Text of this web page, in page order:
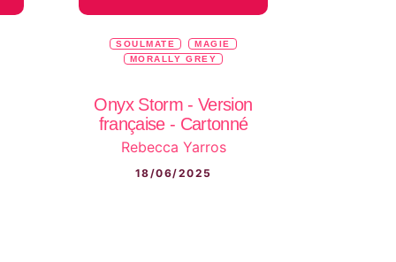
SOULMATE
MAGIE
MORALLY GREY
Onyx Storm - Version
française - Cartonné
Rebecca Yarros
18/06/2025